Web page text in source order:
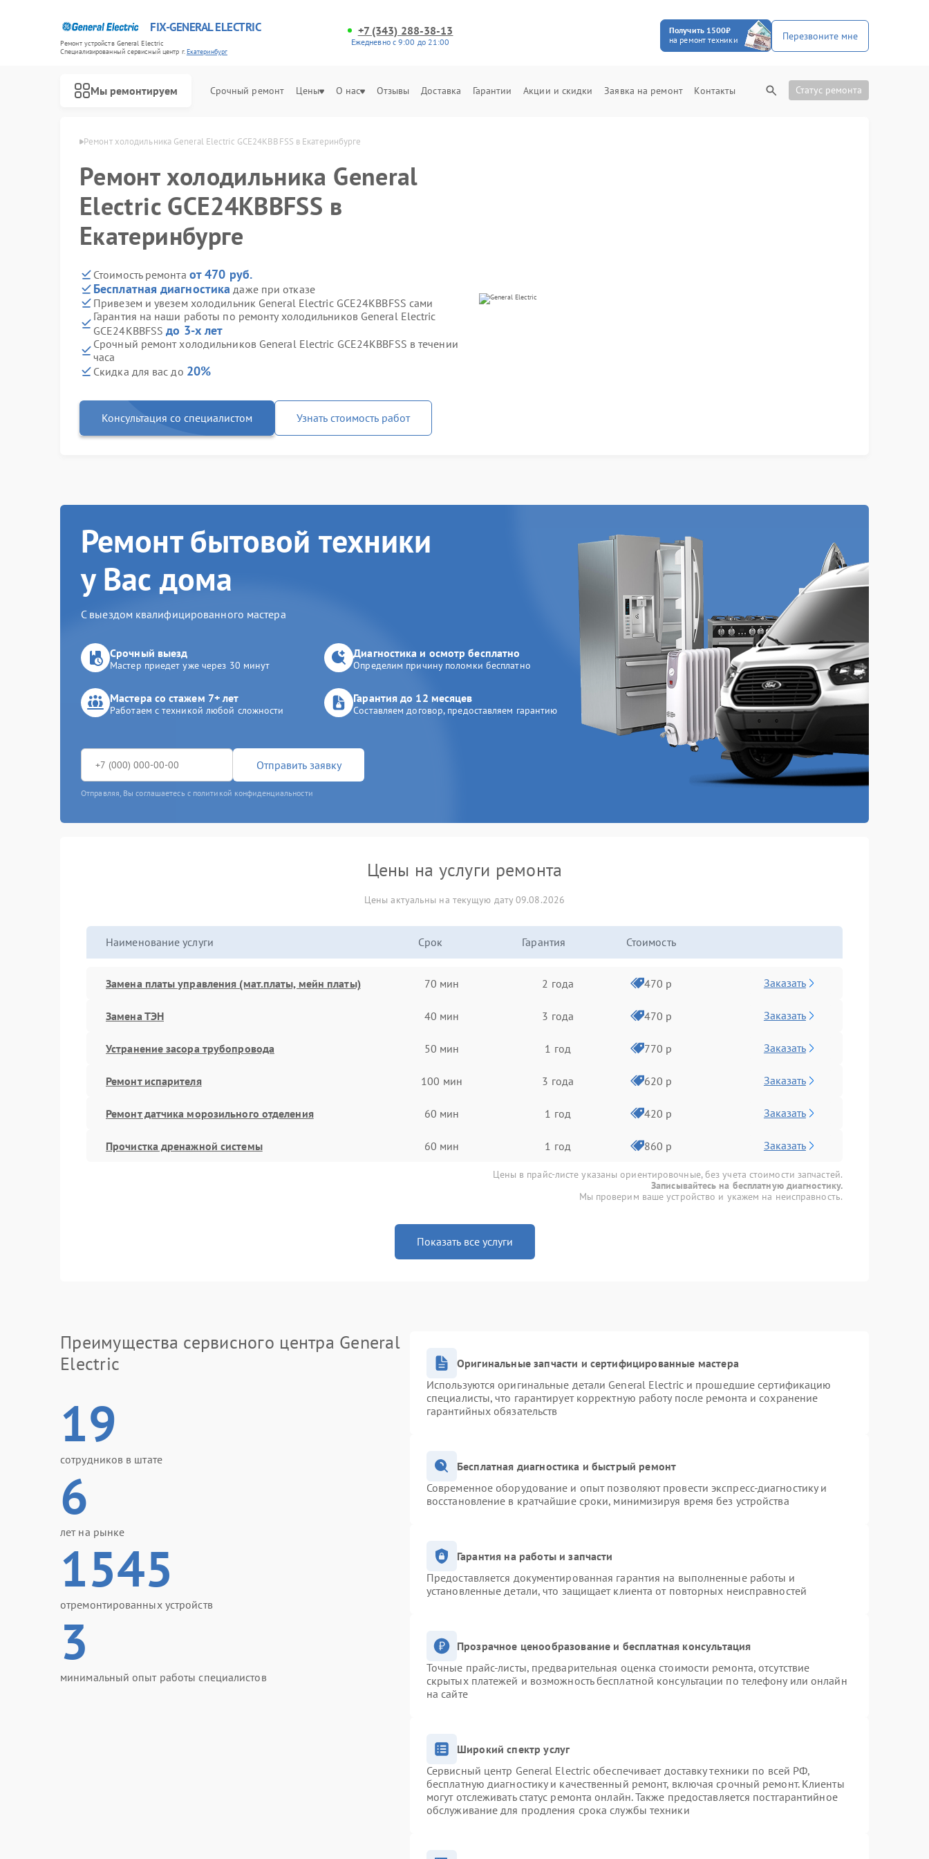
FIX-GENERAL ELECTRIC
Ремонт устройств General Electric
Специализированный cервисный центр г.Екатеринбург
+7 (343) 288-38-13
Ежедневно с 9:00 до 21:00
Получить 1500₽
на ремонт техники
Перезвоните мне
Мы ремонтируем Срочный ремонт Цены О нас Отзывы Доставка Гарантии Акции и скидки Заявка на ремонт Контакты Статус ремонта
в Екатеринбурге Ремонт холодильника General Electric GCE24KBBFSS в Екатеринбурге
Ремонт холодильника General
Electric GCE24KBBFSS в
Екатеринбурге
Стоимость ремонта от 470 руб.
Бесплатная диагностика даже при отказе
Привезем и увезем холодильник General Electric GCE24KBBFSS сами
Гарантия на наши работы по ремонту холодильников General Electric
GCE24KBBFSSдо 3-х лет
Срочный ремонт холодильников General Electric GCE24KBBFSS в течении
часа
Скидка для вас до 20%
Консультация со специалистом Узнать стоимость работ
Ремонт бытовой техники
у Вас дома
С выездом квалифицированного мастера
Срочный выезд
Мастер приедет уже через 30 минут
Диагностика и осмотр бесплатно
Определим причину поломки бесплатно
Мастера со стажем 7+ лет
Работаем с техникой любой сложности
Гарантия до 12 месяцев
Составляем договор, предоставляем гарантию
Отправить заявку
Отправляя, Вы соглашаетесь с политикой конфиденциальности
Цены на услуги ремонта
Цены актуальны на текущую дату 09.08.2026
Наименование услуги Срок Гарантия Стоимость
Замена платы управления (мат.платы, мейн платы) 70 мин 2 года 470 р Заказать
Замена ТЭН 40 мин 3 года 470 р Заказать
Устранение засора трубопровода 50 мин 1 год 770 р Заказать
Ремонт испарителя 100 мин 3 года 620 р Заказать
Ремонт датчика морозильного отделения 60 мин 1 год 420 р Заказать
Прочистка дренажной системы 60 мин 1 год 860 р Заказать
Цены в прайс-листе указаны ориентировочные, без учета стоимости запчастей.
Записывайтесь на бесплатную диагностику.
Мы проверим ваше устройство и укажем на неисправность.
Показать все услуги
Преимущества сервисного центра General
Electric
19
сотрудников в штате
6
лет на рынке
1545
отремонтированных устройств
3
минимальный опыт работы специалистов
Оригинальные запчасти и сертифицированные мастера
Используются оригинальные детали General Electric и прошедшие сертификацию
специалисты, что гарантирует корректную работу после ремонта и сохранение
гарантийных обязательств
Бесплатная диагностика и быстрый ремонт
Современное оборудование и опыт позволяют провести экспресс-диагностику и
восстановление в кратчайшие сроки, минимизируя время без устройства
Гарантия на работы и запчасти
Предоставляется документированная гарантия на выполненные работы и
установленные детали, что защищает клиента от повторных неисправностей
Прозрачное ценообразование и бесплатная консультация
Точные прайс-листы, предварительная оценка стоимости ремонта, отсутствие
скрытых платежей и возможность бесплатной консультации по телефону или онлайн
на сайте
Широкий спектр услуг
Сервисный центр General Electric обеспечивает доставку техники по всей РФ,
бесплатную диагностику и качественный ремонт, включая срочный ремонт. Клиенты
могут отслеживать статус ремонта онлайн. Также предоставляется постгарантийное
обслуживание для продления срока службы техники